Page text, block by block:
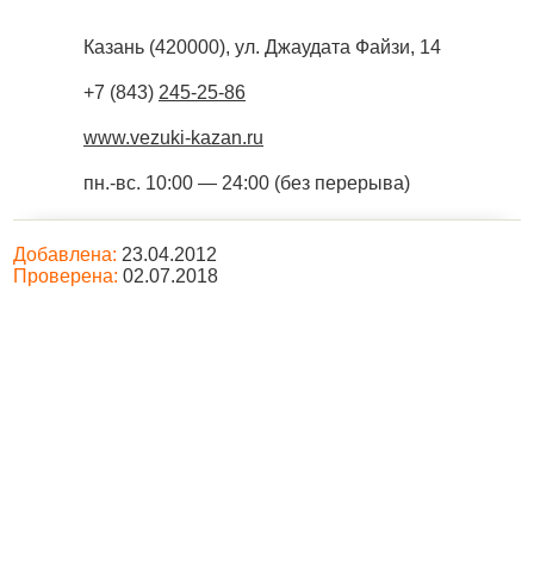
Казань (420000), ул. Джаудата Файзи, 14
+7 (843) 245-25-86
www.vezuki-kazan.ru
пн.-вс. 10:00 — 24:00 (без перерыва)
Добавлена: 23.04.2012
Проверена: 02.07.2018